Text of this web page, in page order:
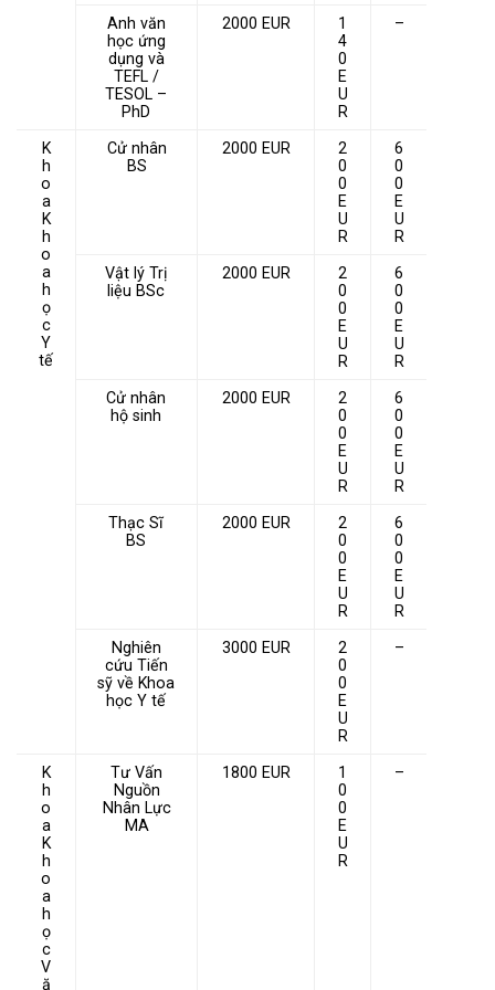
Anh văn
học ứng
dụng và
TEFL /
TESOL –
PhD
2000 EUR
1
4
0
E
U
R
–
K
h
o
a
K
h
o
a
h
ọ
c
Y
tế
Cử nhân
BS
2000 EUR
2
0
0
E
U
R
6
0
0
E
U
R
Vật lý Trị
liệu BSc
2000 EUR
2
0
0
E
U
R
6
0
0
E
U
R
Cử nhân
hộ sinh
2000 EUR
2
0
0
E
U
R
6
0
0
E
U
R
Thạc Sĩ
BS
2000 EUR
2
0
0
E
U
R
6
0
0
E
U
R
Nghiên
cứu Tiến
sỹ về Khoa
học Y tế
3000 EUR
2
0
0
E
U
R
–
K
h
o
a
K
h
o
a
h
ọ
c
V
ă
Tư Vấn
Nguồn
Nhân Lực
MA
1800 EUR
1
0
0
E
U
R
–